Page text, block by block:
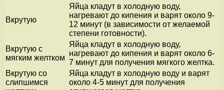
Вкрутую
Яйца кладут в холодную воду,
нагревают до кипения и варят около 9-
12 минут (в зависимости от желаемой
степени готовности).
Вкрутую с
мягким желтком
Яйца кладут в холодную воду,
нагревают до кипения и варят около 6-
7 минут для получения мягкого желтка.
Вкрутую со
слипшимся
Яйца кладут в холодную воду и варят
около 4-5 минут для получения